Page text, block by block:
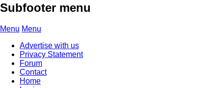
Subfooter menu
Menu Menu
Advertise with us
Privacy Statement
Forum
Contact
Home